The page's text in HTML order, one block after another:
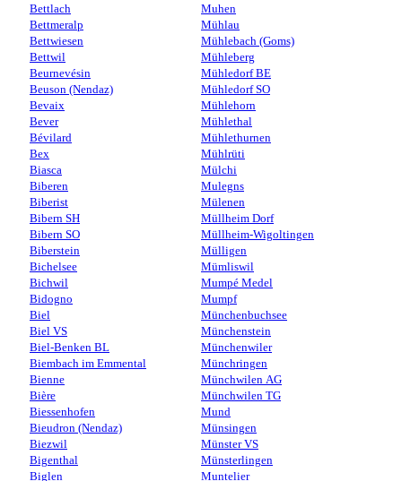
Bettlach
Bettmeralp
Bettwiesen
Bettwil
Beurnevésin
Beuson (Nendaz)
Bevaix
Bever
Bévilard
Bex
Biasca
Biberen
Biberist
Bibern SH
Bibern SO
Biberstein
Bichelsee
Bichwil
Bidogno
Biel
Biel VS
Biel-Benken BL
Biembach im Emmental
Bienne
Bière
Biessenhofen
Bieudron (Nendaz)
Biezwil
Bigenthal
Biglen
Muhen
Mühlau
Mühlebach (Goms)
Mühleberg
Mühledorf BE
Mühledorf SO
Mühlehorn
Mühlethal
Mühlethurnen
Mühlrüti
Mülchi
Mulegns
Mülenen
Müllheim Dorf
Müllheim-Wigoltingen
Mülligen
Mümliswil
Mumpé Medel
Mumpf
Münchenbuchsee
Münchenstein
Münchenwiler
Münchringen
Münchwilen AG
Münchwilen TG
Mund
Münsingen
Münster VS
Münsterlingen
Muntelier